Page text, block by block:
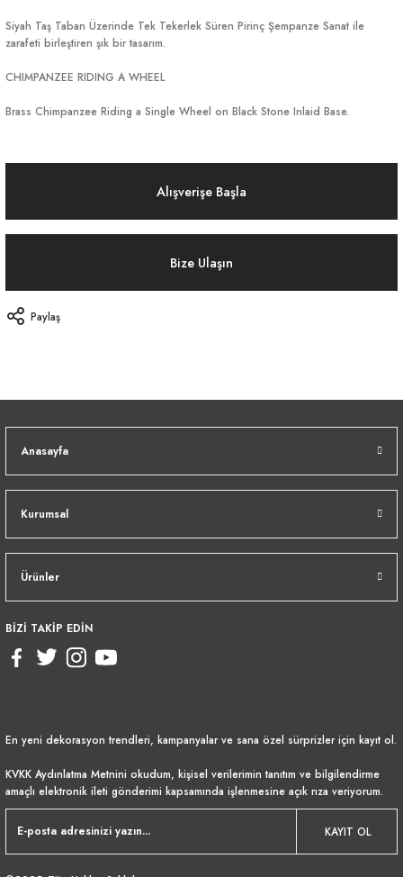
Siyah Taş Taban Üzerinde Tek Tekerlek Süren Pirinç Şempanze Sanat ile
zarafeti birleştiren şık bir tasarım.
CHIMPANZEE RIDING A WHEEL
Brass Chimpanzee Riding a Single Wheel on Black Stone Inlaid Base.
Alışverişe Başla
Bize Ulaşın
Paylaş
Anasayfa
Kurumsal
Ürünler
BİZİ TAKİP EDİN
En yeni dekorasyon trendleri, kampanyalar ve sana özel sürprizler için kayıt ol.
KVKK Aydınlatma Metnini okudum, kişisel verilerimin tanıtım ve bilgilendirme
amaçlı elektronik ileti gönderimi kapsamında işlenmesine açık rıza veriyorum.
KAYIT OL